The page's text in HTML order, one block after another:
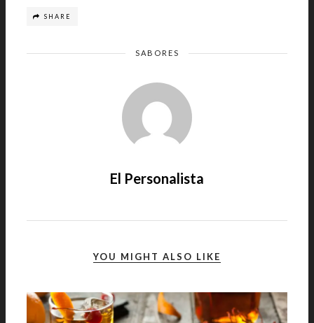
SHARE
SABORES
El Personalista
YOU MIGHT ALSO LIKE